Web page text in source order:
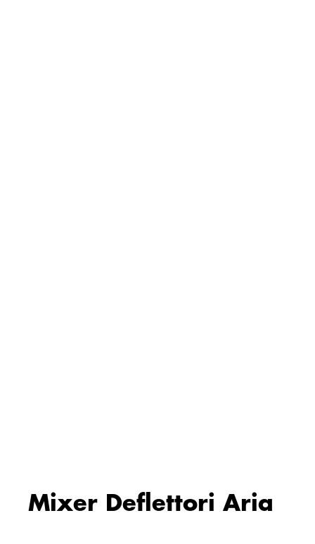
Mixer Deflettori Aria